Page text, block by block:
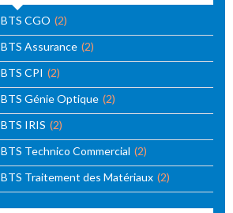
BTS CGO (2)
BTS Assurance (2)
BTS CPI (2)
BTS Génie Optique (2)
BTS IRIS (2)
BTS Technico Commercial (2)
BTS Traitement des Matériaux (2)